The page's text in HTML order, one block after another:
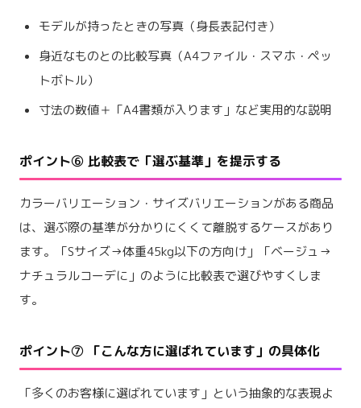
モデルが持ったときの写真（身長表記付き）
身近なものとの比較写真（A4ファイル・スマホ・ペッ
トボトル）
寸法の数値＋「A4書類が入ります」など実用的な説明
ポイント⑥ 比較表で「選ぶ基準」を提示する
カラーバリエーション・サイズバリエーションがある商品
は、選ぶ際の基準が分かりにくくて離脱するケースがあり
ます。「Sサイズ→体重45kg以下の方向け」「ベージュ→
ナチュラルコーデに」のように比較表で選びやすくしま
す。
ポイント⑦ 「こんな方に選ばれています」の具体化
「多くのお客様に選ばれています」という抽象的な表現よ